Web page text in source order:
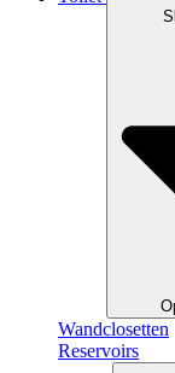
Wandclosetten
Reservoirs